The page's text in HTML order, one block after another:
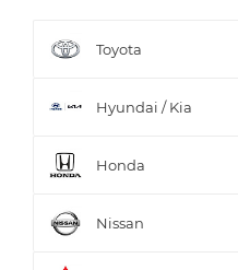
Toyota
Hyundai / Kia
Honda
Nissan